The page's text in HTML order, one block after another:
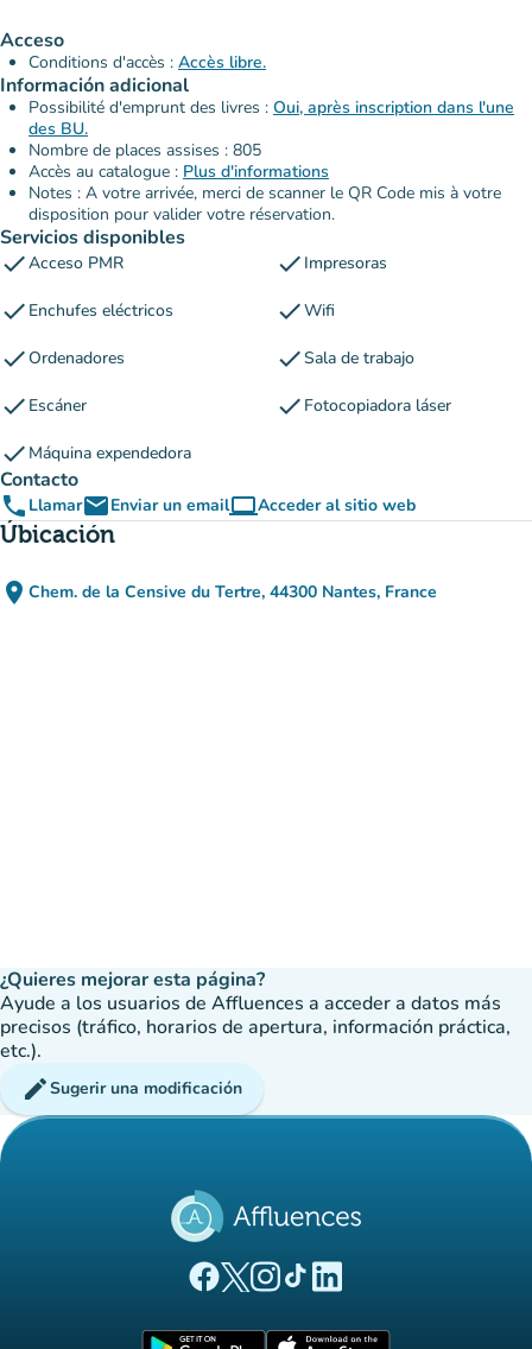
Acceso
Conditions d'accès : Accès libre.
Información adicional
Possibilité d'emprunt des livres : Oui, après inscription dans l'une
des BU.
Nombre de places assises : 805
Accès au catalogue : Plus d'informations
Notes : A votre arrivée, merci de scanner le QR Code mis à votre
disposition pour valider votre réservation.
Servicios disponibles
checkAcceso PMR check Impresoras
check Enchufes eléctricos checkWifi
checkOrdenadores checkSala de trabajo
check Escáner check Fotocopiadora láser
check Máquina expendedora
Contacto
phone LlamaremailEnviar un emailcomputerAcceder al sitio web
(nueva pestaña)
Úbicación
place Chem. de la Censive du Tertre, 44300 Nantes, France
(abrir en Google Maps)
(nueva pestaña)
¿Quieres mejorar esta página?
Ayude a los usuarios de Affluences a acceder a datos más
precisos (tráfico, horarios de apertura, información práctica,
etc.).
editSugerir una modificación
(nueva pestaña)
(nueva pestaña)
(nueva pestaña)
(nueva pestaña)
(nueva pestaña)